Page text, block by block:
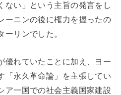
ない」という主旨の発言をし
ーニンの後に権力を握ったの
ーリンでした。
優れていたことに加え、ヨー
「永久革命論」を主張してい
ア一国での社会主義国家建設